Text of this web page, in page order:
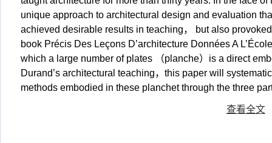
unique approach to architectural design and evaluation
achieved desirable results in teaching， but also
book Précis Des Leçons D’architecture Données A
which a large number of plates （planche）is a direct
Durand’s architectural teaching，this paper will
methods embodied in these planchet through the three
查看全文